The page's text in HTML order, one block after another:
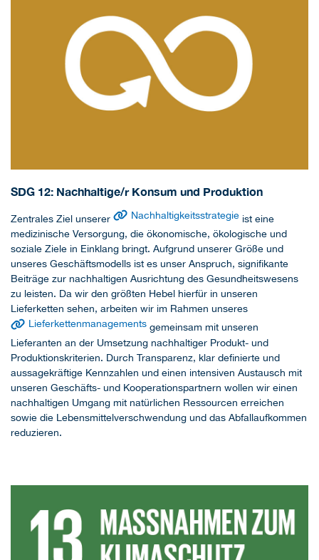
SDG 12: Nachhaltige/r Konsum und Produktion
Zentrales Ziel unserer Nachhaltigkeitsstrategie ist eine
medizinische Versorgung, die ökonomische, ökologische und
soziale Ziele in Einklang bringt. Aufgrund unserer Größe und
unseres Geschäftsmodells ist es unser Anspruch, signifikante
Beiträge zur nachhaltigen Ausrichtung des Gesundheitswesens
zu leisten. Da wir den größten Hebel hierfür in unseren
Lieferketten sehen, arbeiten wir im Rahmen unseres
Lieferkettenmanagements gemeinsam mit unseren
Lieferanten an der Umsetzung nachhaltiger Produkt- und
Produktionskriterien. Durch Transparenz, klar definierte und
aussagekräftige Kennzahlen und einen intensiven Austausch mit
unseren Geschäfts- und Kooperationspartnern wollen wir einen
nachhaltigen Umgang mit natürlichen Ressourcen erreichen
sowie die Lebensmittelverschwendung und das Abfallaufkommen
reduzieren.